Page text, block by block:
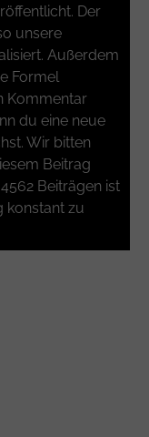
Der
unsere
Außerdem
Formel
Kommentar
du eine neue
Wir bitten
Beitrag
Beiträgen ist
konstant zu